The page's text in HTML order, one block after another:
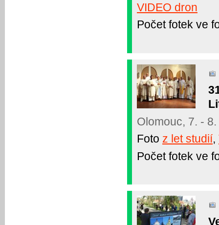
VIDEO dron
Počet fotek ve
Olomouc, 7. -
Foto z let studií,
Počet fotek ve